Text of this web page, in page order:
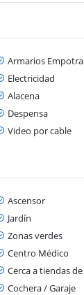
Armarios
Electricidad
Alacena
Despensa
Video por cable
Ascensor
Jardín
Zonas verdes
Centro Médico
Cerca a tiendas
Cochera / Garaje